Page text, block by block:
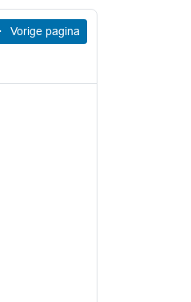
Vorige pagina